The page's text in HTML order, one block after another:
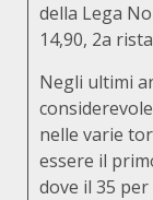
della Lega
14,90, 2a
Negli ultimi
nelle varie
essere il
dove il 35